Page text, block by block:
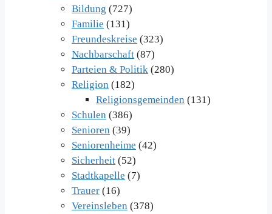
Bildung (727)
Familie (131)
Freundeskreise (323)
Nachbarschaft (87)
Parteien & Politik (280)
Religion (182)
Religionsgemeinden (131)
Schulen (386)
Senioren (39)
Seniorenheime (42)
Sicherheit (52)
Stadtkapelle (7)
Trauer (16)
Vereinsleben (378)